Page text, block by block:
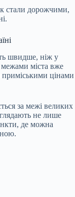
стали дорожчими,
швидше, ніж у
міста вже
приміськими цінами
за межі великих
не лише
де можна